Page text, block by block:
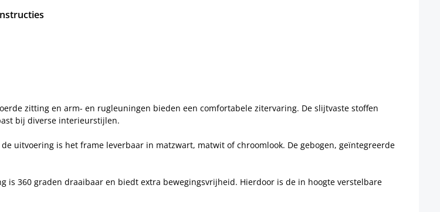
zitting en arm- en rugleuningen bieden een comfortabele zitervaring. De slijtvaste stoffen
bij diverse interieurstijlen.
uitvoering is het frame leverbaar in matzwart, matwit of chroomlook. De gebogen, geïntegreerde
is 360 graden draaibaar en biedt extra bewegingsvrijheid. Hierdoor is de in hoogte verstelbare